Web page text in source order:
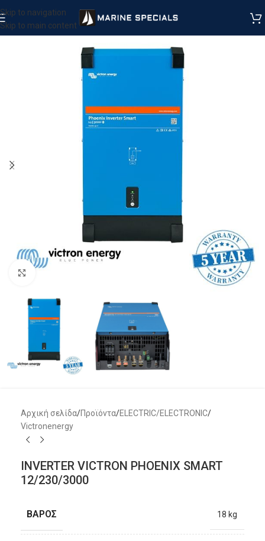
Skip to navigation
Skip to main content
Μεγέθυνση
Αρχική σελίδα/Προϊόντα/ELECTRIC/ELECTRONIC/
Victronenergy
INVERTER VICTRON PHOENIX SMART
12/230/3000
ΒΑΡΟΣ 18 kg